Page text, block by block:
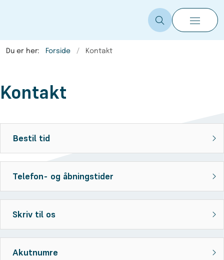
Du er her: Forside Kontakt
Kontakt
Bestil tid
Telefon- og åbningstider
Skriv til os
Akutnumre